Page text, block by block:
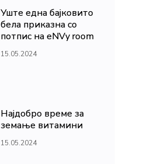
Уште една бајковито
бела приказна со
потпис на eNVy room
15.05.2024
Најдобро време за
земање витамини
15.05.2024